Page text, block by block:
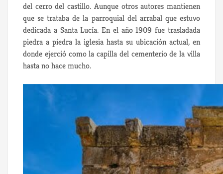
del cerro del castillo. Aunque otros autores mantienen
que se trataba de la parroquial del arrabal que estuvo
dedicada a Santa Lucía. En el año 1909 fue trasladada
piedra a piedra la iglesia hasta su ubicación actual, en
donde ejerció como la capilla del cementerio de la villa
hasta no hace mucho.